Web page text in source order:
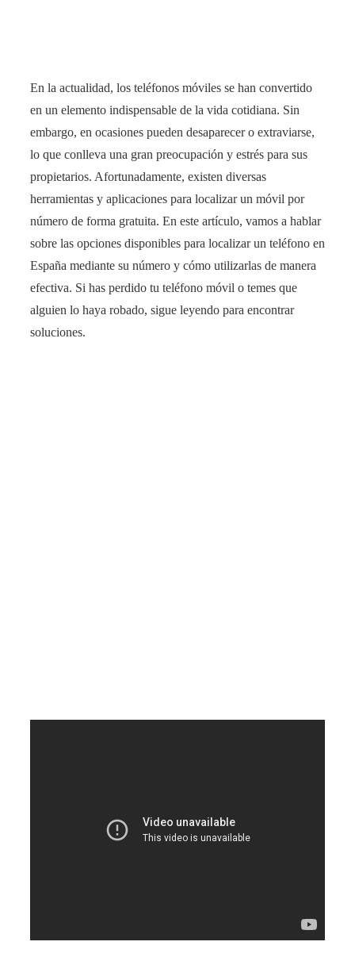
En la actualidad, los teléfonos móviles se han convertido
en un elemento indispensable de la vida cotidiana. Sin
embargo, en ocasiones pueden desaparecer o extraviarse,
lo que conlleva una gran preocupación y estrés para sus
propietarios. Afortunadamente, existen diversas
herramientas y aplicaciones para localizar un móvil por
número de forma gratuita. En este artículo, vamos a hablar
sobre las opciones disponibles para localizar un teléfono en
España mediante su número y cómo utilizarlas de manera
efectiva. Si has perdido tu teléfono móvil o temes que
alguien lo haya robado, sigue leyendo para encontrar
soluciones.